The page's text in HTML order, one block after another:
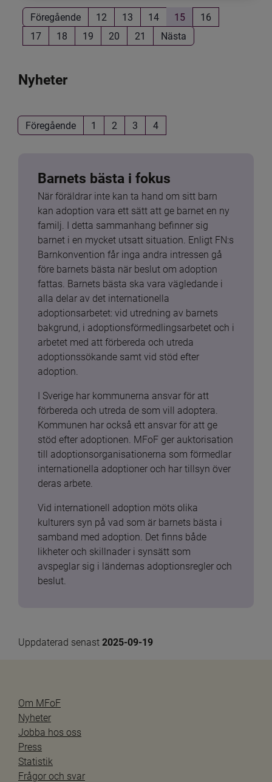
Föregående 12 13 14 15
16
17
18 19 20 21 Nästa
Nyheter
Föregående 1 2 3 4
Barnets bästa i fokus
När föräldrar inte kan ta hand om sitt barn
kan adoption vara ett sätt att ge barnet en ny
familj. I detta sammanhang befinner sig
barnet i en mycket utsatt situation. Enligt FN:s
Barnkonvention får inga andra intressen gå
före barnets bästa när beslut om adoption
fattas. Barnets bästa ska vara vägledande i
alla delar av det internationella
adoptionsarbetet: vid utredning av barnets
bakgrund, i adoptionsförmedlingsarbetet och i
arbetet med att förbereda och utreda
adoptionssökande samt vid stöd efter
adoption.
I Sverige har kommunerna ansvar för att
förbereda och utreda de som vill adoptera.
Kommunen har också ett ansvar för att ge
stöd efter adoptionen. MFoF ger auktorisation
till adoptionsorganisationerna som förmedlar
internationella adoptioner och har tillsyn över
deras arbete.
Vid internationell adoption möts olika
kulturers syn på vad som är barnets bästa i
samband med adoption. Det finns både
likheter och skillnader i synsätt som
avspeglar sig i ländernas adoptionsregler och
beslut.
Uppdaterad senast 2025-09-19
Om MFoF
Nyheter
Jobba hos oss
Press
Statistik
Frågor och svar